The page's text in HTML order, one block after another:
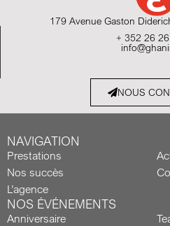
179 Avenue Gaston
+ 352 26
NOUS
NAVIGATION
Prestations
Nos succès
L’agence
NOS ÉVÉNEMENTS
Anniversaire